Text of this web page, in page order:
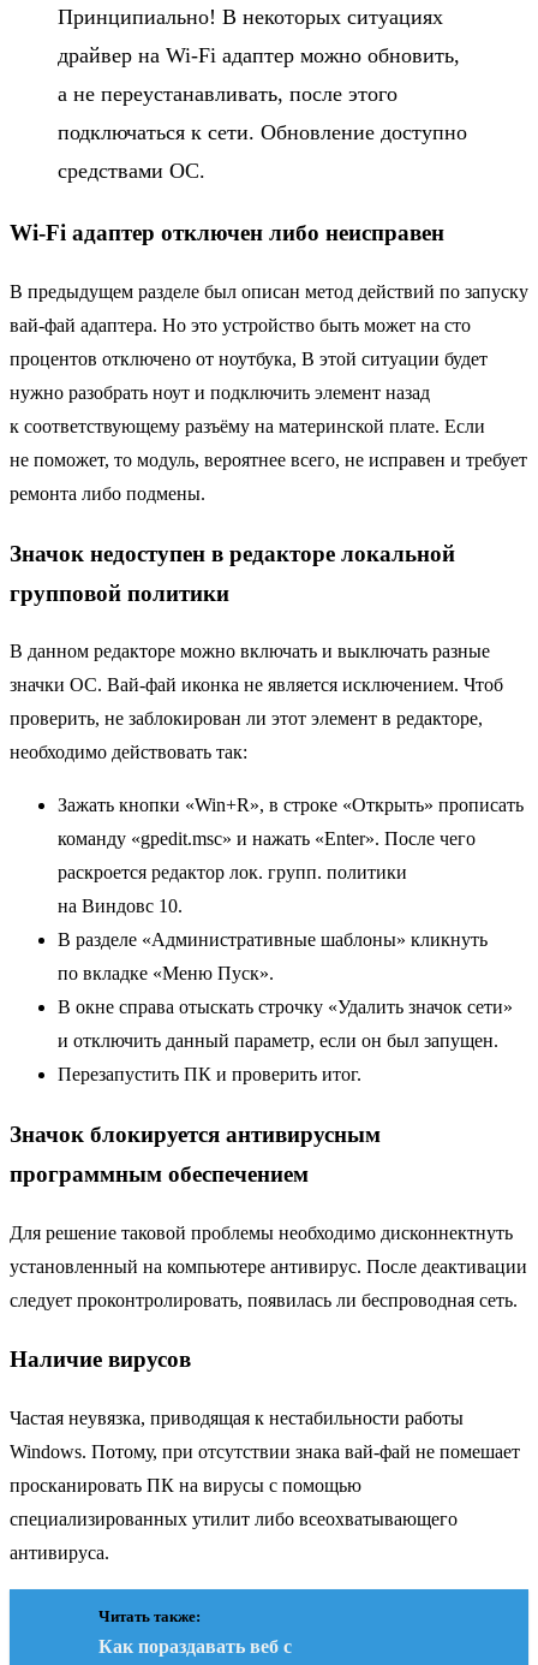
Принципиально! В некоторых ситуациях
драйвер на Wi-Fi адаптер можно обновить,
а не переустанавливать, после этого
подключаться к сети. Обновление доступно
средствами ОС.
Wi-Fi адаптер отключен либо неисправен
В предыдущем разделе был описан метод действий по запуску
вай-фай адаптера. Но это устройство быть может на сто
процентов отключено от ноутбука, В этой ситуации будет
нужно разобрать ноут и подключить элемент назад
к соответствующему разъёму на материнской плате. Если
не поможет, то модуль, вероятнее всего, не исправен и требует
ремонта либо подмены.
Значок недоступен в редакторе локальной
групповой политики
В данном редакторе можно включать и выключать разные
значки ОС. Вай-фай иконка не является исключением. Чтоб
проверить, не заблокирован ли этот элемент в редакторе,
необходимо действовать так:
Зажать кнопки «Win+R», в строке «Открыть» прописать
команду «gpedit.msc» и нажать «Enter». После чего
раскроется редактор лок. групп. политики
на Виндовс 10.
В разделе «Административные шаблоны» кликнуть
по вкладке «Меню Пуск».
В окне справа отыскать строчку «Удалить значок сети»
и отключить данный параметр, если он был запущен.
Перезапустить ПК и проверить итог.
Значок блокируется антивирусным
программным обеспечением
Для решение таковой проблемы необходимо дисконнектнуть
установленный на компьютере антивирус. После деактивации
следует проконтролировать, появилась ли беспроводная сеть.
Наличие вирусов
Частая неувязка, приводящая к нестабильности работы
Windows. Потому, при отсутствии знака вай-фай не помешает
просканировать ПК на вирусы с помощью
специализированных утилит либо всеохватывающего
антивируса.
Читать также:
Как пораздавать веб с